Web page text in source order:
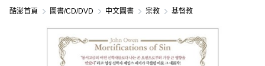
酷澎首頁 圖書/CD/DVD 中文圖書 宗教 基督教